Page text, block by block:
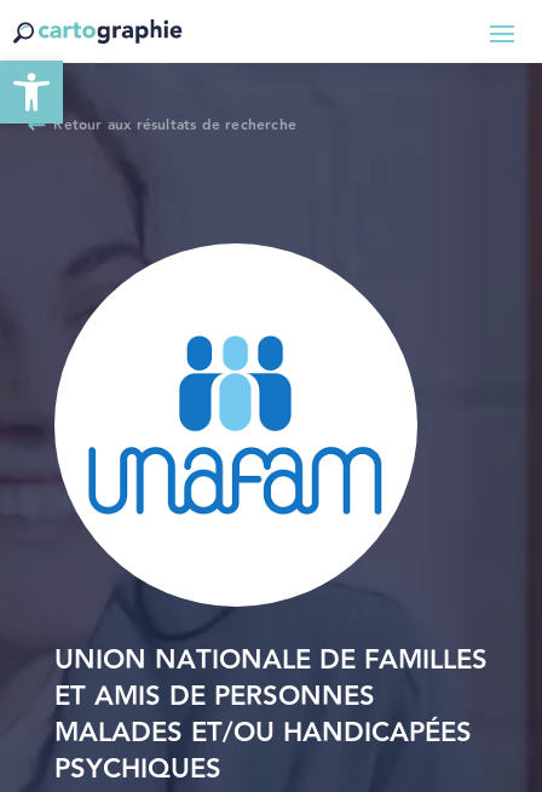
Ouvrir la barre d’outils
Retour aux résultats de recherche
UNION NATIONALE DE FAMILLES
ET AMIS DE PERSONNES
MALADES ET/OU HANDICAPÉES
PSYCHIQUES